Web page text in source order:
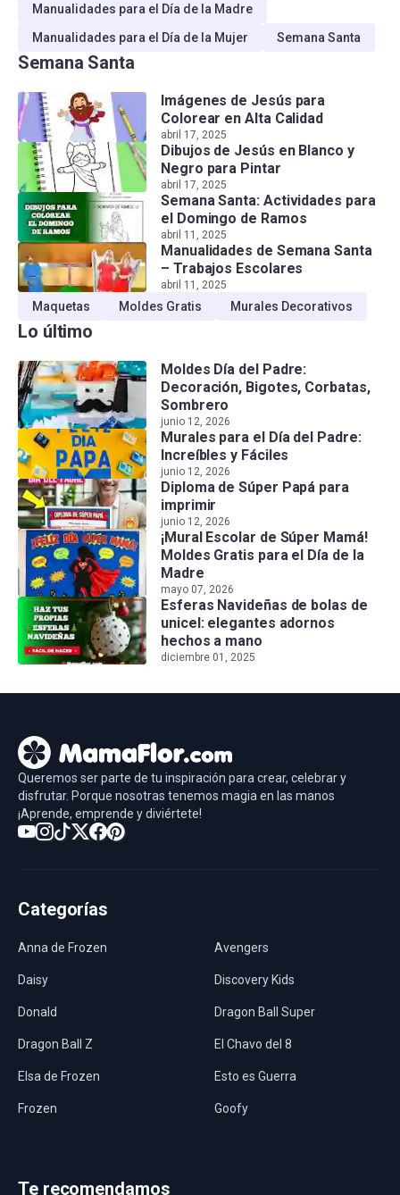
Manualidades para el Día de la Madre
Manualidades para el Día de la Mujer
Semana Santa
Semana Santa
Imágenes de Jesús para
Colorear en Alta Calidad
abril 17, 2025
Dibujos de Jesús en Blanco y
Negro para Pintar
abril 17, 2025
Semana Santa: Actividades para
el Domingo de Ramos
abril 11, 2025
Manualidades de Semana Santa
– Trabajos Escolares
abril 11, 2025
Maquetas Moldes Gratis Murales Decorativos
Lo último
Moldes Día del Padre:
Decoración, Bigotes, Corbatas,
Sombrero
junio 12, 2026
Murales para el Día del Padre:
Increíbles y Fáciles
junio 12, 2026
Diploma de Súper Papá para
imprimir
junio 12, 2026
¡Mural Escolar de Súper Mamá!
Moldes Gratis para el Día de la
Madre
mayo 07, 2026
Esferas Navideñas de bolas de
unicel: elegantes adornos
hechos a mano
diciembre 01, 2025
Queremos ser parte de tu inspiración para crear, celebrar y
disfrutar. Porque nosotras tenemos magia en las manos
¡Aprende, emprende y diviértete!
Categorías
Anna de Frozen Avengers
Daisy Discovery Kids
Donald Dragon Ball Super
Dragon Ball Z El Chavo del 8
Elsa de Frozen Esto es Guerra
Frozen Goofy
Te recomendamos